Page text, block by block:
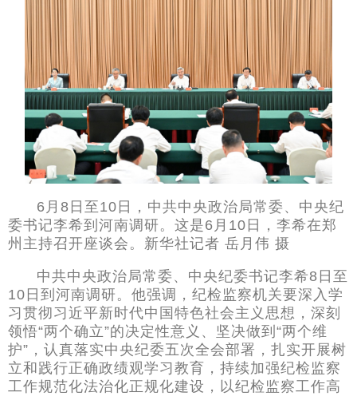
6月8日至10日，中共中央政治局常委、中央纪
委书记李希到河南调研。这是6月10日，李希在郑
州主持召开座谈会。新华社记者 岳月伟 摄
中共中央政治局常委、中央纪委书记李希8日至
10日到河南调研。他强调，纪检监察机关要深入学
习贯彻习近平新时代中国特色社会主义思想，深刻
领悟“两个确立”的决定性意义、坚决做到“两个维
护”，认真落实中央纪委五次全会部署，扎实开展树
立和践行正确政绩观学习教育，持续加强纪检监察
工作规范化法治化正规化建设，以纪检监察工作高